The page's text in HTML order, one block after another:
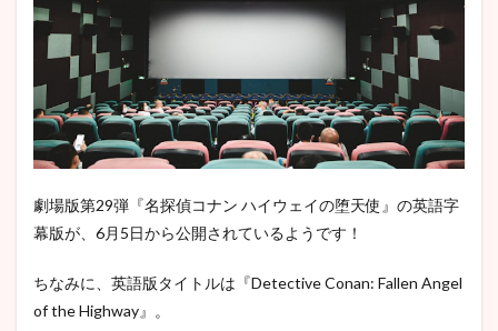
劇場版第29弾『名探偵コナン ハイウェイの堕天使』の英語字
幕版が、6月5日から公開されているようです！
ちなみに、英語版タイトルは『Detective Conan: Fallen Angel
of the Highway』。